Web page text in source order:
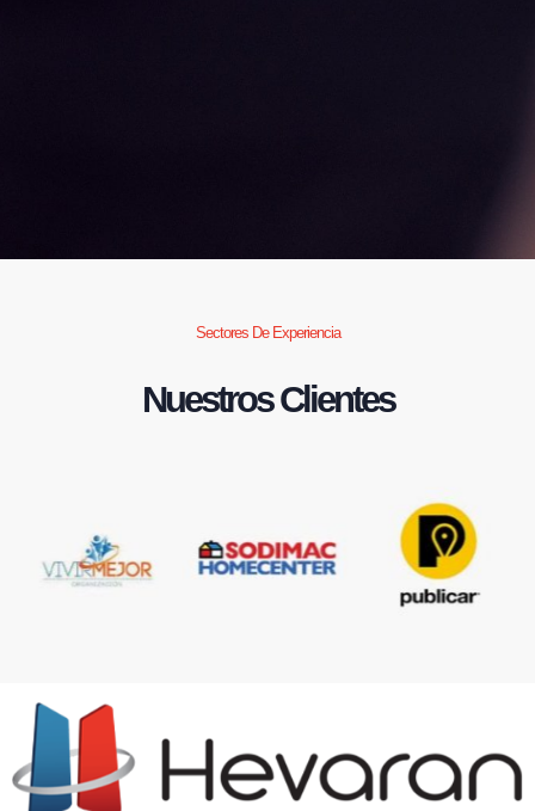
Sectores De Experiencia
Nuestros Clientes